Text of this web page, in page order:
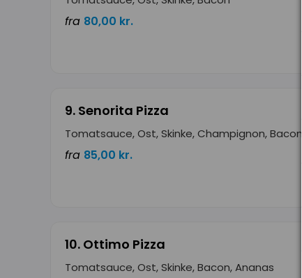
fra 80,00 kr.
9. Senorita Pizza
Tomatsauce, Ost, Skinke, Champignon, Bacon
fra 85,00 kr.
10. Ottimo Pizza
Tomatsauce, Ost, Skinke, Bacon, Ananas